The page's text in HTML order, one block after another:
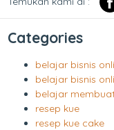
Categories
belajar bisnis
belajar bisnis
belajar
resep kue
resep kue cake